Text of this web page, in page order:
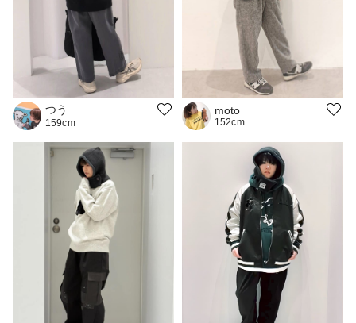
つう
159cm
moto
152cm